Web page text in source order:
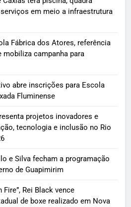
em meio a infraestrutura
Fábrica dos Atores, referência
mobiliza campanha para
abre inscrições para Escola
Fluminense
projetos inovadores e
tecnologia e inclusão no Rio
e Silva fecham a programação
de Guapimirim
Rei Black vence
de boxe realizado em Nova